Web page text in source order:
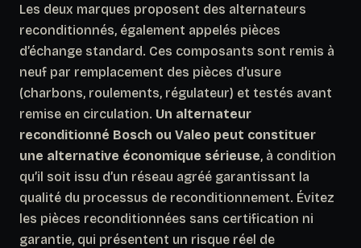
Les deux marques proposent des alternateurs
reconditionnés, également appelés pièces
d’échange standard. Ces composants sont remis à
neuf par remplacement des pièces d’usure
(charbons, roulements, régulateur) et testés avant
remise en circulation. Un alternateur
reconditionné Bosch ou Valeo peut constituer
une alternative économique sérieuse, à condition
qu’il soit issu d’un réseau agréé garantissant la
qualité du processus de reconditionnement. Évitez
les pièces reconditionnées sans certification ni
garantie, qui présentent un risque réel de